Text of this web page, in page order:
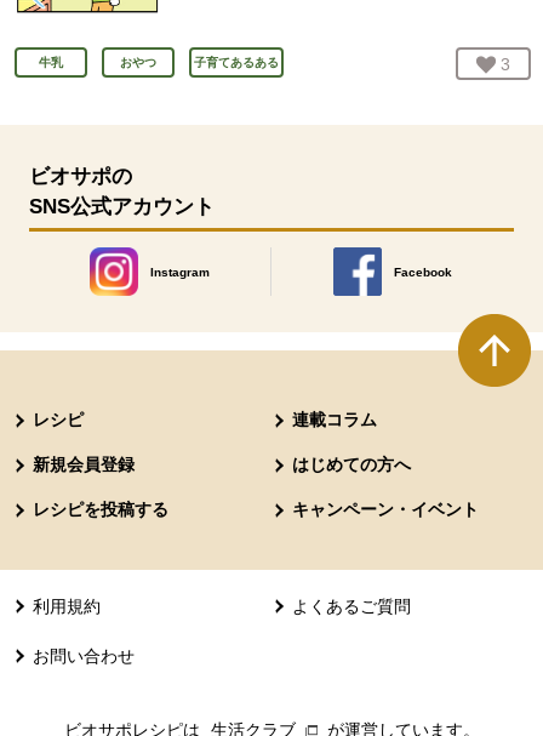
牛乳 おやつ 子育てあるある お気
3
ビオサポの
SNS公式アカウント
Instagram
別のウィンドウで開きます。
Facebook
別のウィンドウで開きます
レシピ 連載コラム
新規会員登録 はじめての方へ
レシピを投稿する キャンペーン・イベント
利用規約 よくあるご質問
お問い合わせ
ビオサポレシピは 生活クラブ 別のウィンドウで開きます。
が運営しています。